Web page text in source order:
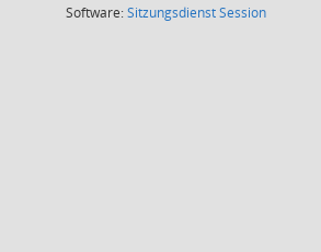
Software:SitzungsdienstSession(Wird in